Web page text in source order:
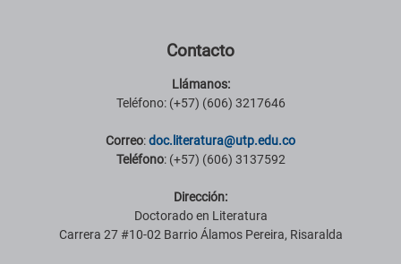
Contacto
Llámanos:
Teléfono: (+57) (606) 3217646
Correo:doc.literatura@utp.edu.co
Teléfono: (+57) (606) 3137592
Dirección:
Doctorado en Literatura
Carrera 27 #10-02 Barrio Álamos Pereira, Risaralda